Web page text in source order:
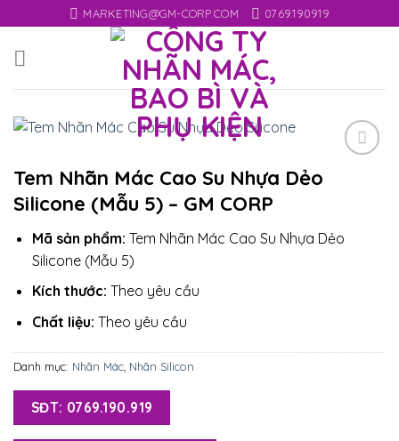
to
content
MARKETING@GM-CORP.COM 0769.190919
Tem Nhãn Mác Cao Su Nhựa Dẻo
Silicone (Mẫu 5) – GM CORP
Mã sản phẩm: Tem Nhãn Mác Cao Su Nhựa Dẻo
Silicone (Mẫu 5)
Kích thước: Theo yêu cầu
Chất liệu: Theo yêu cầu
Danh mục: Nhãn Mác Nhãn Silicon
SĐT: 0769.190.919